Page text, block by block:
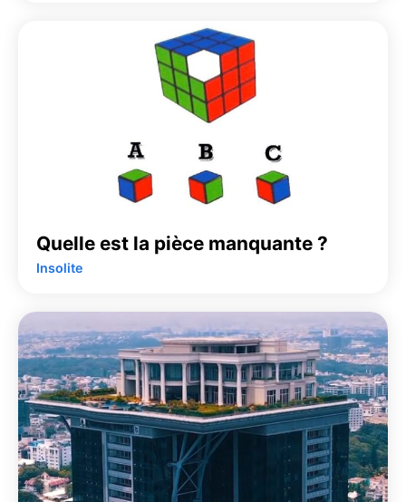
Quelle est la pièce manquante ?
Insolite